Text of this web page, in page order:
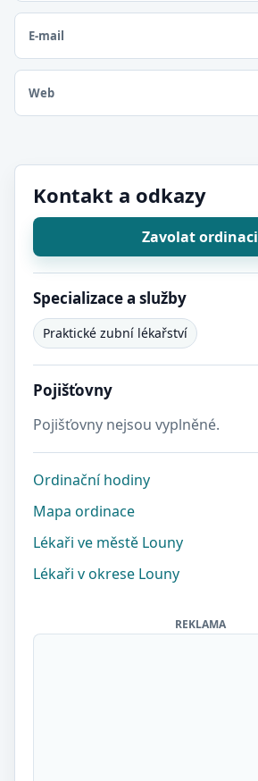
E-mail
Web
Kontakt a odkazy
Zavolat ordinaci
Specializace a služby
Praktické zubní lékařství
Pojišťovny
Pojišťovny nejsou vyplněné.
Ordinační hodiny
Mapa ordinace
Lékaři ve městě Louny
Lékaři v okrese Louny
REKLAMA